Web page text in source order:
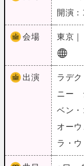
開演
会場 東京｜
出演
ラデ
ニー
ベン
オー
ラ・